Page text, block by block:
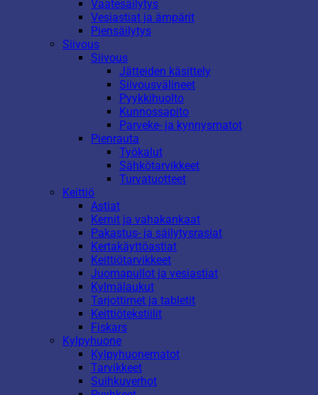
Vaatesäilytys
Vesiastiat ja ämpärit
Piensäilytys
Siivous
Siivous
Jätteiden käsittely
Siivousvälineet
Pyykkihuolto
Kunnossapito
Parveke- ja kynnysmatot
Pienrauta
Työkalut
Sähkötarvikkeet
Turvatuotteet
Keittiö
Astiat
Kernit ja vahakankaat
Pakastus- ja säilytysrasiat
Kertakäyttöastiat
Keittiötarvikkeet
Juomapullot ja vesiastiat
Kylmälaukut
Tarjottimet ja tabletit
Keittiötekstiilit
Fiskars
Kylpyhuone
Kylpyhuonematot
Tarvikkeet
Suihkuverhot